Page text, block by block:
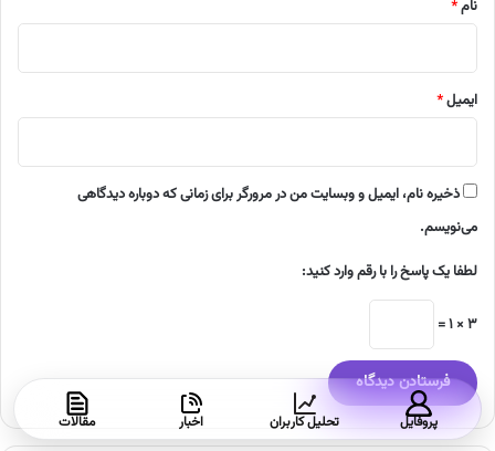
نام*
ایمیل*
ذخیره نام، ایمیل و وبسایت من در مرورگر برای زمانی که دوباره دیدگاهی
می‌نویسم.
لطفا یک پاسخ را با رقم وارد کنید:
3 × 1 =
پروفایل تحلیل کاربران اخبار مقالات